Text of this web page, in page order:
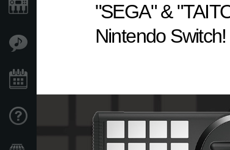
"SEGA" &
Nintendo Switch!